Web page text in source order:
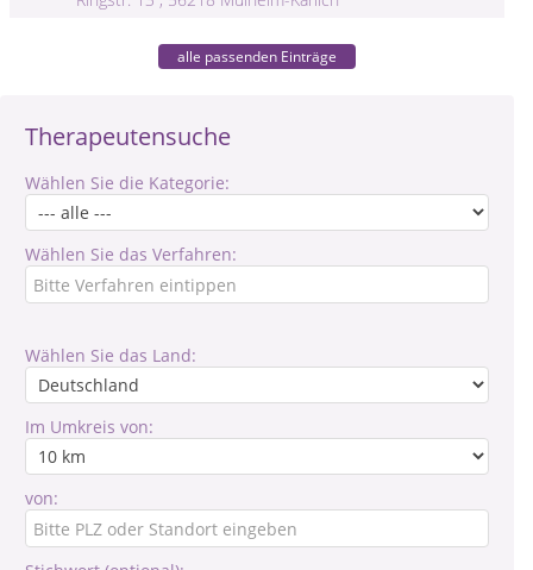
Therapeutensuche
Wählen Sie die Kategorie:
Wählen Sie das Verfahren:
Wählen Sie das Land:
Im Umkreis von:
von:
alle passenden Einträge